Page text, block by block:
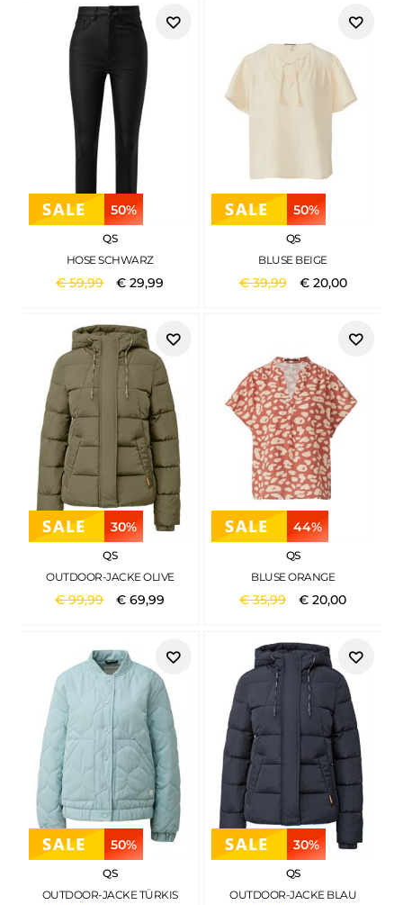
50%
QS
HOSE SCHWARZ
€59,99 €29,99
50%
QS
BLUSE BEIGE
€39,99 € 20,00
30%
QS
OUTDOOR-JACKE OLIVE
€99,99 €69,99
44%
QS
BLUSE ORANGE
€35,99 €20,00
50%
QS
OUTDOOR-JACKE TÜRKIS
30%
QS
OUTDOOR-JACKE BLAU